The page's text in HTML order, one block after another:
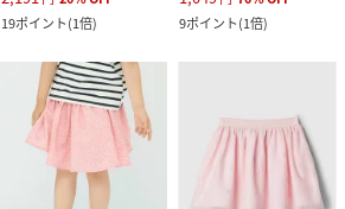
19ポイント(1倍)
9ポイント(1倍)